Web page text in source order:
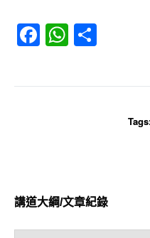
Facebook
講道大綱/文章紀錄